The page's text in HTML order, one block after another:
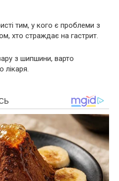
тим, у кого є проблеми з
хто страждає на гacтрит.
з шипшини, варто
лікаря.